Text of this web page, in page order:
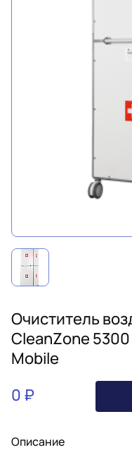
Очиститель
CleanZone
Mobile
0 ₽
Описание